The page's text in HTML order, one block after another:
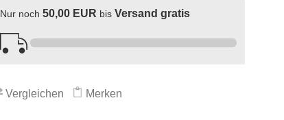
Nur noch 50,00 EUR bis Versand gratis
Vergleichen Merken